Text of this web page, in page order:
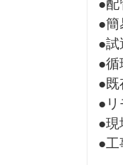
●簡
●
●
●既
●リ
●
●